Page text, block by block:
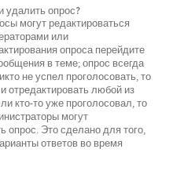
удалить опрос?
могут редактироваться
или
опроса перейдите
в теме; опрос всегда
не успел проголосовать, то
отредактировать любой из
кто-то уже проголосовал, то
могут
опрос. Это сделано для того,
ответов во время